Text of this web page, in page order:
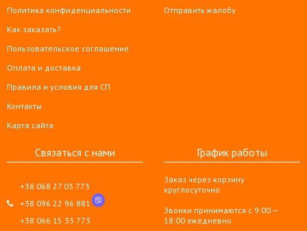
Политика конфиденциальности
Как заказать?
Пользовательское соглашение
Оплата и доставка
Правила и условия для СП
Контакты
Карта сайта
Отправить жалобу
Связаться с нами
+38 068 27 03 773
+38 096 22 96 881
+38 066 15 33 773
График работы
Заказ через корзину
круглосуточно
Звонки принимаются с 9:00 —
18:00 ежедневно